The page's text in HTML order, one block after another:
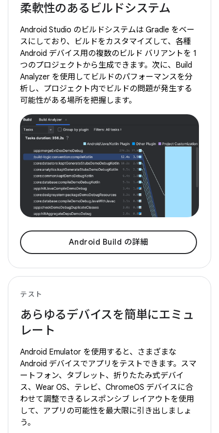
柔軟性のあるビルドシステム
Android Studio のビルドシステムは Gradle をベー
スにしており、ビルドをカスタマイズして、各種
Android デバイス用の複数のビルド バリアントを 1
つのプロジェクトから生成できます。次に、Build
Analyzer を使用してビルドのパフォーマンスを分
析し、プロジェクト内でビルドの問題が発生する
可能性がある場所を把握します。
Android Build の詳細
テスト
あらゆるデバイスを簡単にエミュ
レート
Android Emulator を使用すると、さまざまな
Android デバイスでアプリをテストできます。スマ
ートフォン、タブレット、折りたたみ式デバイ
ス、Wear OS、テレビ、ChromeOS デバイスに合
わせて調整できるレスポンシブ レイアウトを使用
して、アプリの可能性を最大限に引き出しましょ
う。